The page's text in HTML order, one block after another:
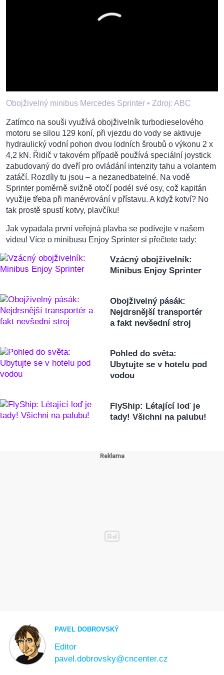
Obojživelný minibus Mercedes Sprinter • Zdroj: ABC
Zatímco na souši využívá obojživelník turbodieselového
motoru se silou 129 koní, při vjezdu do vody se aktivuje
hydraulický vodní pohon dvou lodních šroubů o výkonu 2 x
4,2 kN. Řidič v takovém případě používá speciální joystick
zabudovaný do dveří pro ovládání intenzity tahu a volantem
zatáčí. Rozdíly tu jsou – a nezanedbatelné. Na vodě
Sprinter poměrně svižně otočí podél své osy, což kapitán
využije třeba při manévrování v přístavu. A když kotví? No
tak prostě spustí kotvy, plavčíku!
Jak vypadala první veřejná plavba se podívejte v našem
videu! Více o minibusu Enjoy Sprinter si přečtete tady:
Vzácný obojživelník:
Minibus Enjoy Sprinter
Obojživelný pásák:
Nejdrsnější transportér
a fakt nevšední stroj
Pohled do světa:
Ubytujte se v hotelu pod
vodou
FlyShip: Létající loď je
tady! Všichni na palubu!
PAVEL DOBROVSKÝ
Editor
pavel.dobrovsky@cncenter.cz